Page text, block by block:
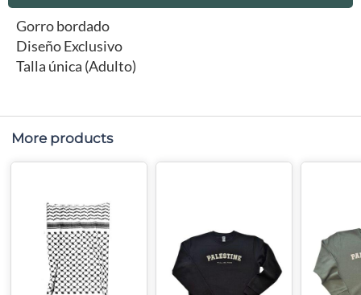
Gorro bordado
Diseño Exclusivo
Talla única (Adulto)
More products